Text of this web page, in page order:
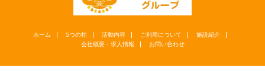
ホーム 5つの柱 活動内容 ご利用について
施設紹介
会社概要・求人情報
お問い合わせ